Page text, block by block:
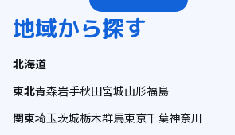
地域から探す
北海道
東北青森岩手秋田宮城山形福島
関東埼玉茨城栃木群馬東京千葉神奈川